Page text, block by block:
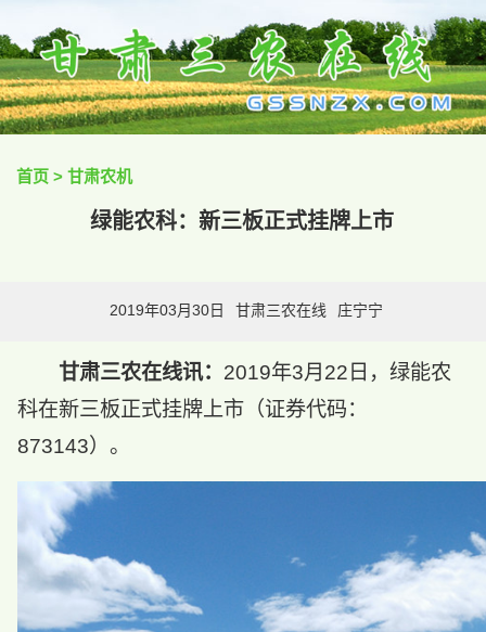
首页 > 甘肃农机
绿能农科：新三板正式挂牌上市
2019年03月30日 甘肃三农在线 庄宁宁
甘肃三农在线讯： 2019年3月22日，绿能农
科在新三板正式挂牌上市（证券代码：
873143）。